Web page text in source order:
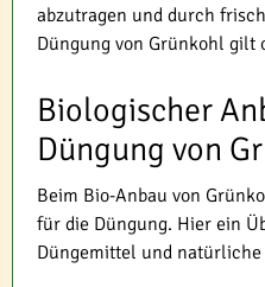
abzutragen und durch
Düngung von Grünkohl gilt
Biologischer
Düngung von
Beim Bio-Anbau von
für die Düngung. Hier ein
Düngemittel und natürliche